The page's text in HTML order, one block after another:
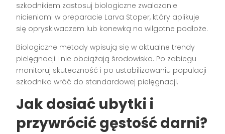
szkodnikiem zastosuj biologiczne zwalczanie
nicieniami w preparacie Larva Stoper, który aplikuje
się opryskiwaczem lub konewką na wilgotne podłoże.
Biologiczne metody wpisują się w aktualne trendy
pielęgnacji i nie obciążają środowiska. Po zabiegu
monitoruj skuteczność i po ustabilizowaniu populacji
szkodnika wróć do standardowej pielęgnacji.
Jak dosiać ubytki i
przywrócić gęstość darni?